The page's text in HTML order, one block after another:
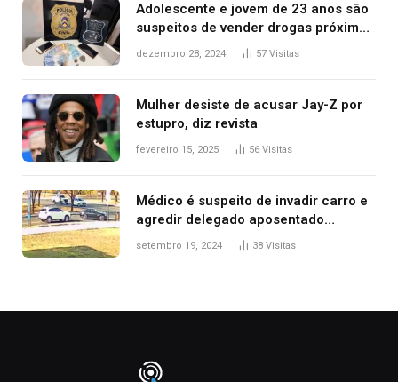
Adolescente e jovem de 23 anos são
suspeitos de vender drogas próximo
de delegacia e escola, diz polícia
dezembro 28, 2024 57 Visitas
Mulher desiste de acusar Jay-Z por
estupro, diz revista
fevereiro 15, 2025 56 Visitas
Médico é suspeito de invadir carro e
agredir delegado aposentado
durante confusão no trânsito
setembro 19, 2024 38 Visitas